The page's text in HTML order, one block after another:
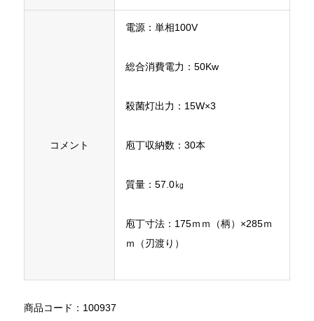
コメント
電源：単相100V
総合消費電力：50Kw
殺菌灯出力：15W×3
庖丁収納数：30本
質量：57.0㎏
庖丁寸法：175ｍｍ（柄）×285ｍ
ｍ（刃渡り）
商品コード：100937